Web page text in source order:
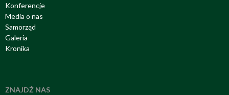
Konferencje
Media o nas
Samorząd
Galeria
Kronika
ZNAJDŹ NAS